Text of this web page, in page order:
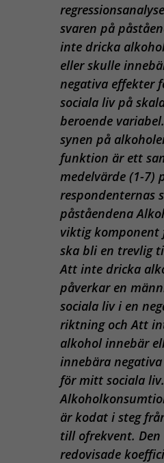
svaren på
inte dricka
eller skulle
negativa effekter
sociala liv på
beroende
synen på
funktion är ett
medelvärde (1-7)
respondenternas
påståendena
viktig
ska bli en trevlig
Att inte dricka
påverkar en
sociala liv i en
riktning och Att
alkohol innebär
innebära
för mitt sociala liv.
är kodat i steg
till ofrekvent. Den
redovisade